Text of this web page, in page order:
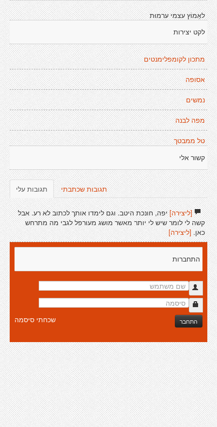
לאֵמוֹץ עצמי ערמוּת
לקט יצירות
מתכון לקומפלימנטים
אסופה
נמשים
מפה לבנה
טל ממבטך
קשור אלי
תגובות עלי תגובות שכתבתי
[ליצירה]יפה, חונכת היטב. וגם לימדו אותך לכתוב לא רע. אבל
קשה לי לומר שיש לי יותר מאשר מושג מעורפל לגבי מה מתרחש
כאן. [ליצירה]
התחברות
התחבר שכחתי סיסמה